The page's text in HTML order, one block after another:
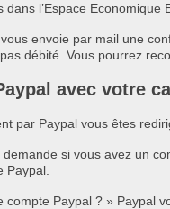
l’Espace Economique
envoie par mail une
débité. Vous pourrez
avec votre
par Paypal vous êtes
si vous avez un
Paypal.
compte Paypal ? »